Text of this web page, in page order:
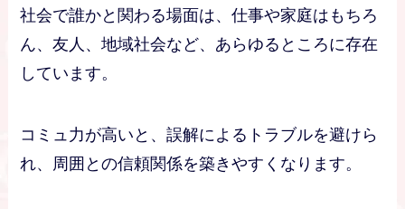
社会で誰かと関わる場面は、仕事や家庭はもちろ
ん、友人、地域社会など、あらゆるところに存在
しています。
コミュ力が高いと、誤解によるトラブルを避けら
れ、周囲との信頼関係を築きやすくなります。